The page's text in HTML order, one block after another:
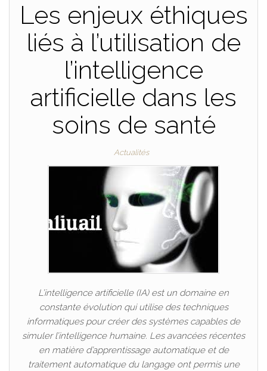
Les enjeux éthiques
liés à l’utilisation de
l’intelligence
artificielle dans les
soins de santé
Actualités
L’intelligence artificielle (IA) est un domaine en
constante évolution qui utilise des techniques
informatiques pour créer des systèmes capables de
simuler l’intelligence humaine. Les avancées récentes
en matière d’apprentissage automatique et de
traitement automatique du langage ont permis une